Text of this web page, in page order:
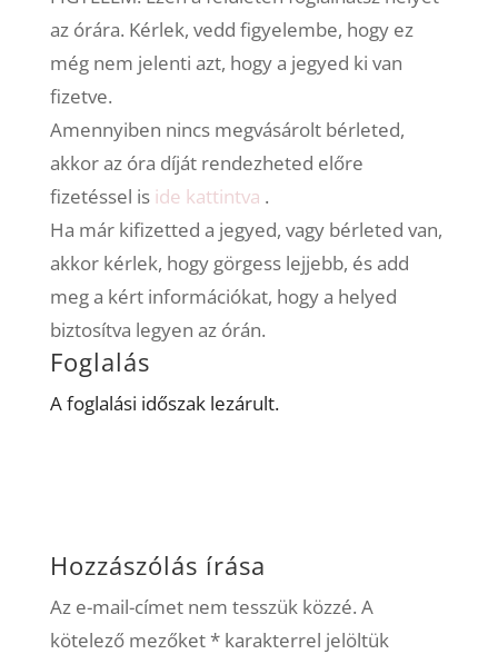
az órára. Kérlek, vedd figyelembe, hogy ez
még nem jelenti azt, hogy a jegyed ki van
fizetve.
Amennyiben nincs megvásárolt bérleted,
akkor az óra díját rendezheted előre
fizetéssel is ide kattintva .
Ha már kifizetted a jegyed, vagy bérleted van,
akkor kérlek, hogy görgess lejjebb, és add
meg a kért információkat, hogy a helyed
biztosítva legyen az órán.
Foglalás
A foglalási időszak lezárult.
Hozzászólás írása
Az e-mail-címet nem tesszük közzé. A
kötelező mezőket*karakterrel jelöltük